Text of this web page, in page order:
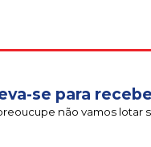
se para
não vamos lotar